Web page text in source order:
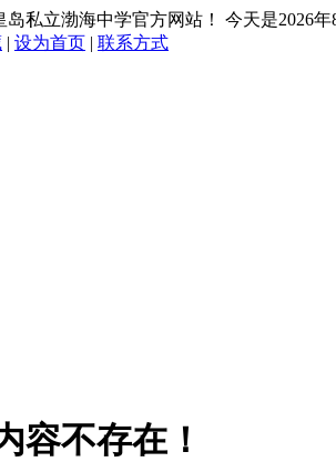
私立渤海中学官方网站！ 今天是2026
| 设为首页 | 联系方式
容不存在！